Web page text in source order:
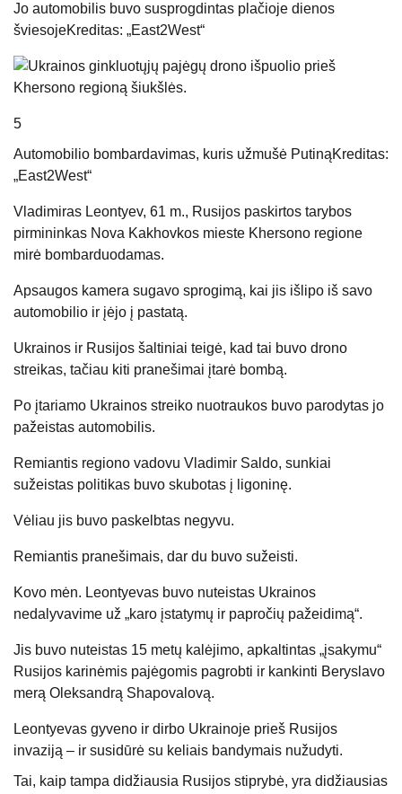
Jo automobilis buvo susprogdintas plačioje dienos
šviesojeKreditas: „East2West“
5
Automobilio bombardavimas, kuris užmušė PutinąKreditas:
„East2West“
Vladimiras Leontyev, 61 m., Rusijos paskirtos tarybos
pirmininkas Nova Kakhovkos mieste Khersono regione
mirė bombarduodamas.
Apsaugos kamera sugavo sprogimą, kai jis išlipo iš savo
automobilio ir įėjo į pastatą.
Ukrainos ir Rusijos šaltiniai teigė, kad tai buvo drono
streikas, tačiau kiti pranešimai įtarė bombą.
Po įtariamo Ukrainos streiko nuotraukos buvo parodytas jo
pažeistas automobilis.
Remiantis regiono vadovu Vladimir Saldo, sunkiai
sužeistas politikas buvo skubotas į ligoninę.
Vėliau jis buvo paskelbtas negyvu.
Remiantis pranešimais, dar du buvo sužeisti.
Kovo mėn. Leontyevas buvo nuteistas Ukrainos
nedalyvavime už „karo įstatymų ir papročių pažeidimą“.
Jis buvo nuteistas 15 metų kalėjimo, apkaltintas „įsakymu“
Rusijos karinėmis pajėgomis pagrobti ir kankinti Beryslavo
merą Oleksandrą Shapovalovą.
Leontyevas gyveno ir dirbo Ukrainoje prieš Rusijos
invaziją – ir susidūrė su keliais bandymais nužudyti.
Tai, kaip tampa didžiausia Rusijos stiprybė, yra didžiausias